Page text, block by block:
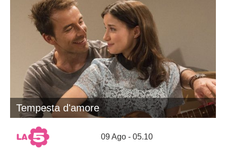
Tempesta d'amore
09 Ago - 05.10